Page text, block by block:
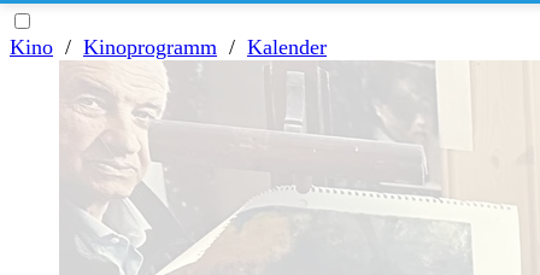
Kino / Kinoprogramm / Kalender